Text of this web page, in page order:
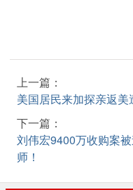
上一篇：
美国居民来加探亲返
下一篇：
刘伟宏9400万收购案
师！